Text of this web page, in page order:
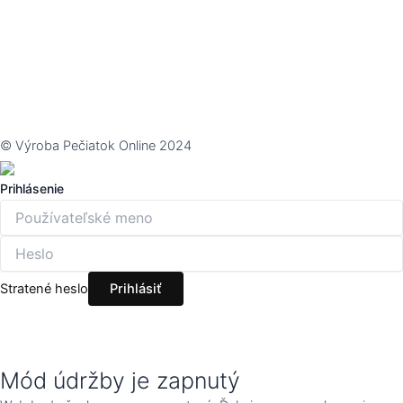
Mód údržby je zapnutý
© Výroba Pečiatok Online 2024
Prihlásenie
Stratené heslo